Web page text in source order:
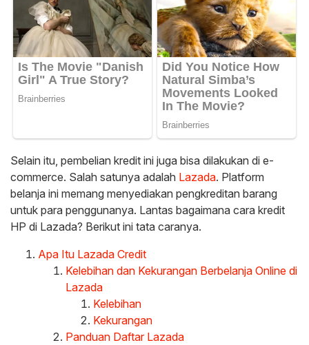
Selain itu, pembelian kredit ini juga bisa dilakukan di e-
commerce. Salah satunya adalah Lazada. Platform
belanja ini memang menyediakan pengkreditan barang
untuk para penggunanya. Lantas bagaimana cara kredit
HP di Lazada? Berikut ini tata caranya.
Apa Itu Lazada Credit
Kelebihan dan Kekurangan Berbelanja Online di
Lazada
Kelebihan
Kekurangan
Panduan Daftar Lazada